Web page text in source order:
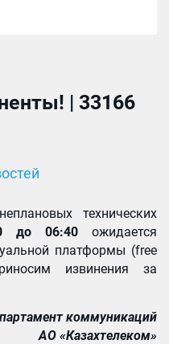
| 33166
технических
до 06:40 ожидается
платформы (free
извинения за
коммуникаций
АО «Казахтелеком»